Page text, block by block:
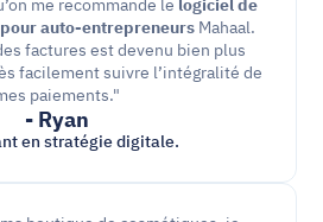
me recommande le logiciel de
auto-entrepreneurs Mahaal.
factures est devenu bien plus
facilement suivre l’intégralité de
paiements."
- Ryan
en stratégie digitale.